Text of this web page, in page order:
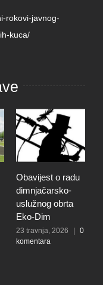
rokovi-javnog-
kuca/
Obavijest o radu
dimnjačarsko-
uslužnog obrta
Eko-Dim
23 travnja, 2026
0
komentara